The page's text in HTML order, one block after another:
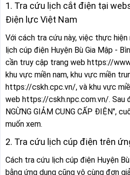
1. Tra cứu lịch cắt điện tại
Điện lực Việt Nam
Với cách tra cứu này, việc thực
lịch cúp điện Huyện Bù Gia Mập -
cần truy cập trang web https://
khu vực miền nam, khu vực miền
https://cskh.cpc.vn/, và khu vực
web https://cskh.npc.com.vn/. Sau
NGỪNG GIẢM CUNG CẤP ĐIỆN",
muốn xem.
2. Tra cứu lịch cúp điện trên
Cách tra cứu lịch cúp điện Huyện
bằng ứng dụng cũng vô cùng đơn